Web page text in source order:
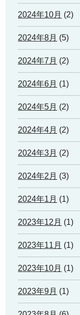
2024年10月 (2)
2024年8月 (5)
2024年7月 (2)
2024年6月 (1)
2024年5月 (2)
2024年4月 (2)
2024年3月 (2)
2024年2月 (3)
2024年1月 (1)
2023年12月 (1)
2023年11月 (1)
2023年10月 (1)
2023年9月 (1)